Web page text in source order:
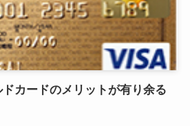
カードのメリットが有り余る